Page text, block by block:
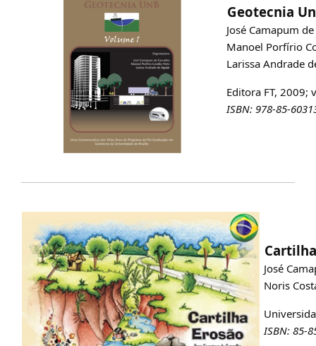
Geotecnia
José Camapum
Manoel Porfírio
Larissa Andrade
Editora FT, 2009;
ISBN: 978-85-
José
Noris
ISBN: 85-